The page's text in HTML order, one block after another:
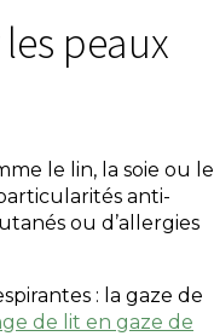
peaux
le lin, la soie ou le
anti-
ou d’allergies
: la gaze de
de lit en gaze de